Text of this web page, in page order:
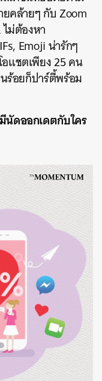
คล้ายๆ กับ Zoom
ม่ต้องหา
Emoji น่ารักๆ
แชตเพียง 25 คน
ร้อยก็ปาร์ตี้พร้อม
ดออกเดตกับใคร